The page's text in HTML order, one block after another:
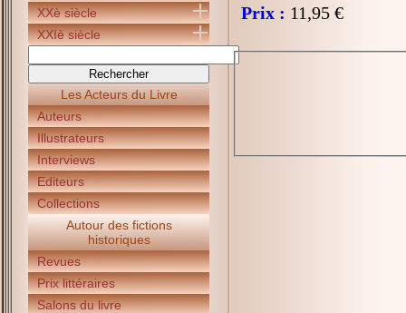
XXè siècle
XXIè siècle
Les Acteurs du Livre
Auteurs
Illustrateurs
Interviews
Editeurs
Collections
Autour des fictions
historiques
Revues
Prix littéraires
Salons du livre
Prix : 11,95 €